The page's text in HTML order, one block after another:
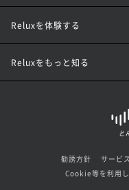
Reluxを体験する
Reluxをもっと知る
勧誘方針 サービ
Cookie等を利用